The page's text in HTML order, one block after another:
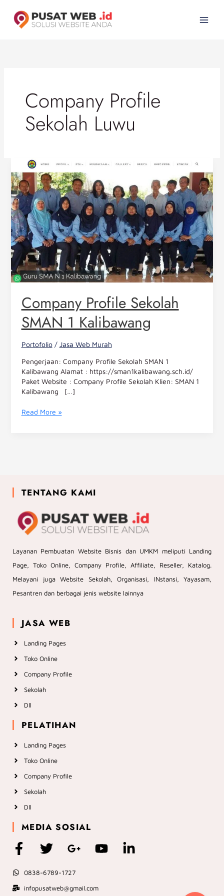
konten
Company Profile
Sekolah Luwu
Company Profile Sekolah
SMAN 1 Kalibawang
Portofolio/ Jasa Web Murah
Pengerjaan: Company Profile Sekolah SMAN 1
Kalibawang Alamat : https://sman1kalibawang.sch.id/
Paket Website : Company Profile Sekolah Klien: SMAN 1
Kalibawang […]
Company
Profile
Sekolah
SMAN
Kalibawang
Read More »
TENTANG KAMI
Layanan Pembuatan Website Bisnis dan UMKM meliputi Landing
Page, Toko Online, Company Profile, Affiliate, Reseller, Katalog.
Melayani juga Website Sekolah, Organisasi, INstansi, Yayasam,
Pesantren dan berbagai jenis website lainnya
JASA WEB
Landing Pages
Toko Online
Company Profile
Sekolah
Dll
PELATIHAN
Landing Pages
Toko Online
Company Profile
Sekolah
Dll
MEDIA SOSIAL
F
c
e
T
i
t
G
o
g
Y
L
0838-6789-1727
infopusatweb@gmail.com